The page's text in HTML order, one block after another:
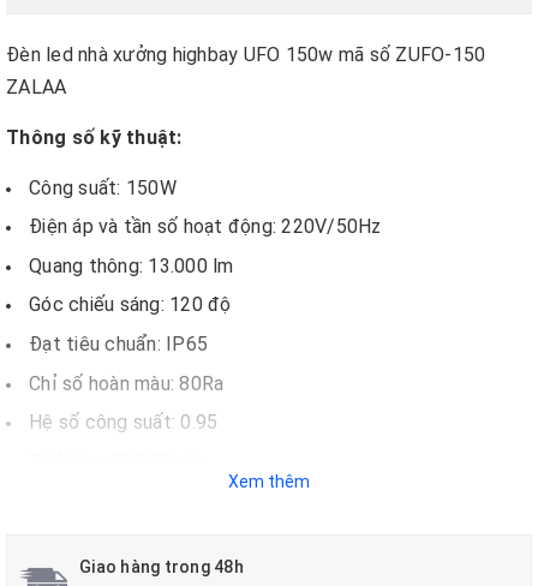
Đèn led nhà xưởng highbay UFO 150w mã số ZUFO-150
ZALAA
Thông số kỹ thuật:
Công suất: 150W
Điện áp và tần số hoạt động: 220V/50Hz
Quang thông: 13.000 lm
Góc chiếu sáng: 120 độ
Đạt tiêu chuẩn: IP65
Chỉ số hoàn màu: 80Ra
Hệ số công suất: 0.95
Xem thêm
Giao hàng trong 48h